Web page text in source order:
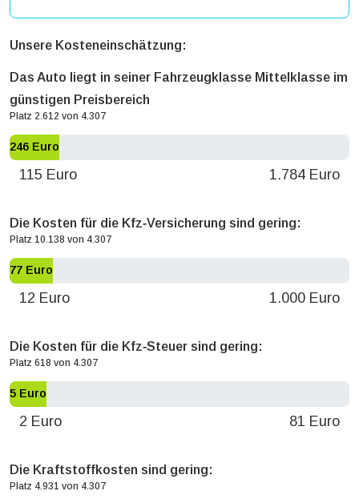
Unsere Kosteneinschätzung:
Das Auto liegt in seiner Fahrzeugklasse Mittelklasse im
günstigen Preisbereich
Platz 2.612 von 4.307
246 Euro
115 Euro 1.784 Euro
Die Kosten für die Kfz‐Versicherung sind gering:
Platz 10.138 von 4.307
77 Euro
12 Euro 1.000 Euro
Die Kosten für die Kfz‐Steuer sind gering:
Platz 618 von 4.307
5 Euro
2 Euro 81 Euro
Die Kraftstoffkosten sind gering:
Platz 4.931 von 4.307